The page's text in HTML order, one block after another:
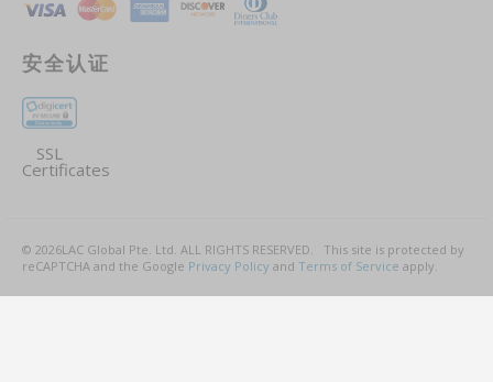
安全认证
SSL
Certificates
© 2026LAC Global Pte. Ltd. ALL RIGHTS RESERVED. This site is protected by
reCAPTCHA and the Google Privacy Policy and Terms of Service apply.